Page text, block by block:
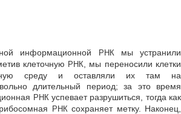
информационной РНК мы устранили
клеточную РНК , мы переносили клетки
среду и оставляли их там на
длительный период; за это время
РНК успевает разрушиться, тогда как
РНК сохраняет метку. Наконец,